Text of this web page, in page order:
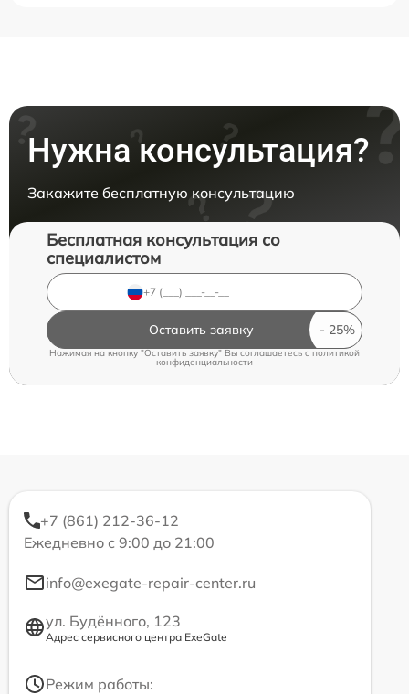
Нужна консультация?
Закажите бесплатную консультацию
Бесплатная консультация со
специалистом
Оставить заявку
Нажимая на кнопку "Оставить заявку" Вы соглашаетесь cполитикой
конфиденциальности
+7 (861) 212-36-12
Ежедневно с 9:00 до 21:00
info@exegate-repair-center.ru
ул. Будённого, 123
Адрес сервисного центра ExeGate
Режим работы: